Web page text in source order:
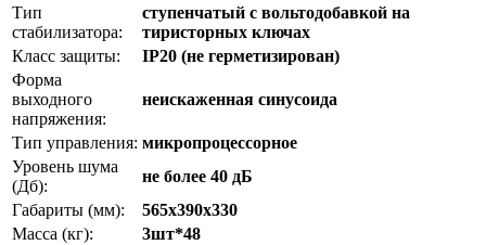
Тип
стабилизатора:
ступенчатый с вольтодобавкой на
тиристорных ключах
Класс защиты:
IP20 (не герметизирован)
Форма
выходного
напряжения:
неискаженная синусоида
Тип управления: микропроцессорное
Уровень шума
(Дб):
не более 40 дБ
Габариты (мм):
565x390x330
Масса (кг):
3шт*48